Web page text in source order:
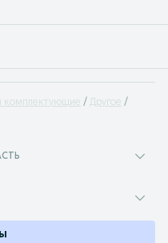
комплектующие
Другое